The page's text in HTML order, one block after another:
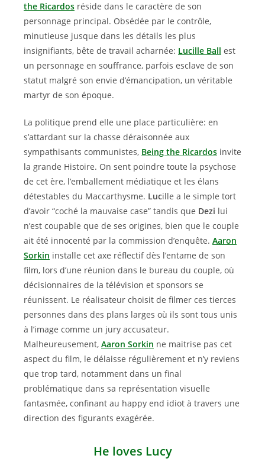
the Ricardos réside dans le caractère de son
personnage principal. Obsédée par le contrôle,
minutieuse jusque dans les détails les plus
insignifiants, bête de travail acharnée: Lucille Ball est
un personnage en souffrance, parfois esclave de son
statut malgré son envie d’émancipation, un véritable
martyr de son époque.
La politique prend elle une place particulière: en
s’attardant sur la chasse déraisonnée aux
sympathisants communistes, Being the Ricardos invite
la grande Histoire. On sent poindre toute la psychose
de cet ère, l’emballement médiatique et les élans
détestables du Maccarthysme. Lucille a le simple tort
d’avoir “coché la mauvaise case” tandis que Dezi lui
n’est coupable que de ses origines, bien que le couple
ait été innocenté par la commission d’enquête. Aaron
Sorkin installe cet axe réflectif dès l’entame de son
film, lors d’une réunion dans le bureau du couple, où
décisionnaires de la télévision et sponsors se
réunissent. Le réalisateur choisit de filmer ces tierces
personnes dans des plans larges où ils sont tous unis
à l’image comme un jury accusateur.
Malheureusement, Aaron Sorkin ne maitrise pas cet
aspect du film, le délaisse régulièrement et n’y reviens
que trop tard, notamment dans un final
problématique dans sa représentation visuelle
fantasmée, confinant au happy end idiot à travers une
direction des figurants exagérée.
He loves Lucy